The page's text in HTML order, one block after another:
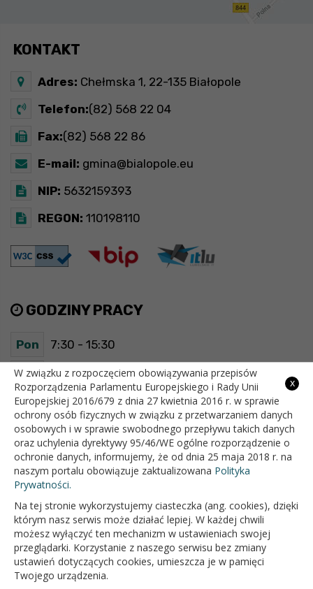
KONTAKT
Adres: Chełmska 1, 22-135 Białopole
Telefon:(82) 568 22 04
Fax:(82) 568 22 86
E-mail: gmina@bialopole.eu
NIP: 5632159393
REGON: 110198110
GODZINY PRACY
Pon 7:30 - 15:30
Wt 7:30 - 15:30
Śr 7:30 - 15:30
Czw 7:30 - 15:30
Pt 7:30 - 15:30
OFICJALNY SERWIS INTERNETOWY GMINY BIAŁOPOLE
x
W związku z rozpoczęciem obowiązywania przepisów
Rozporządzenia Parlamentu Europejskiego i Rady Unii
Europejskiej 2016/679 z dnia 27 kwietnia 2016 r. w sprawie
ochrony osób fizycznych w związku z przetwarzaniem danych
osobowych i w sprawie swobodnego przepływu takich danych
oraz uchylenia dyrektywy 95/46/WE ogólne rozporządzenie o
ochronie danych, informujemy, że od dnia 25 maja 2018 r. na
naszym portalu obowiązuje zaktualizowana Polityka
Prywatności.
Na tej stronie wykorzystujemy ciasteczka (ang. cookies), dzięki
którym nasz serwis może działać lepiej. W każdej chwili
możesz wyłączyć ten mechanizm w ustawieniach swojej
przeglądarki. Korzystanie z naszego serwisu bez zmiany
ustawień dotyczących cookies, umieszcza je w pamięci
Twojego urządzenia.